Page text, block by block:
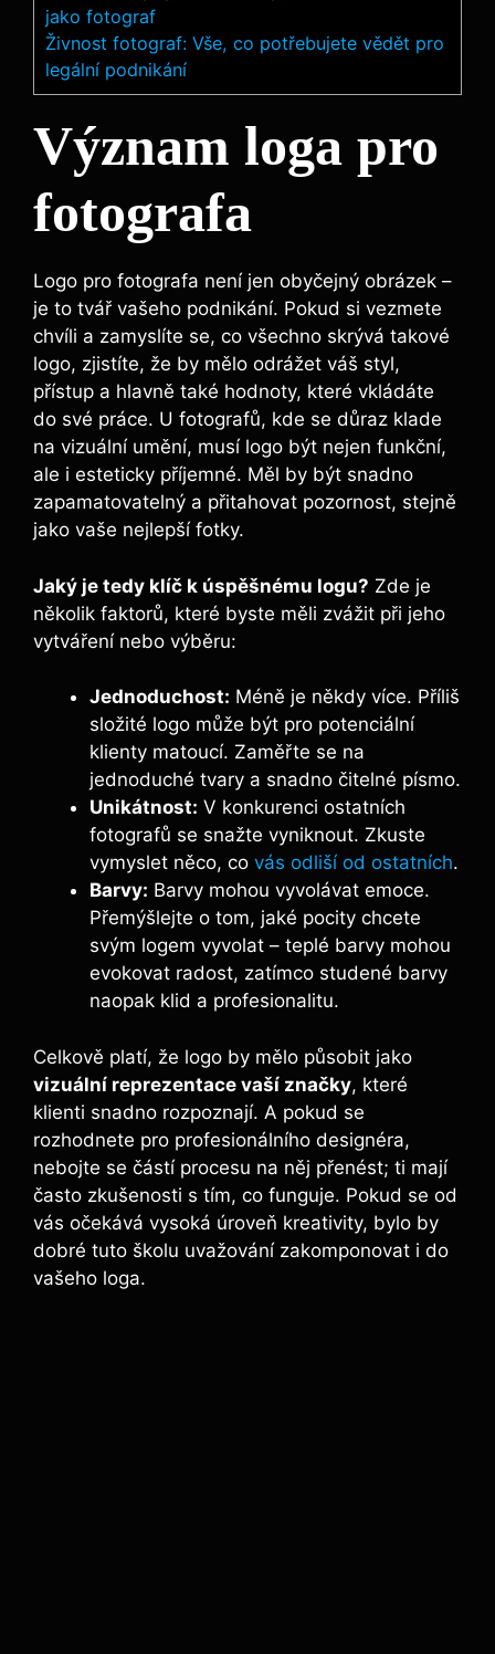
jako fotograf
Živnost fotograf: Vše, co potřebujete vědět pro
legální podnikání
Význam loga pro
fotografa
Logo pro fotografa není jen obyčejný obrázek –
je to tvář vašeho podnikání. Pokud si vezmete
chvíli a zamyslíte se, co všechno skrývá takové
logo, zjistíte, že by mělo odrážet váš styl,
přístup a hlavně také hodnoty, které vkládáte
do své práce. U fotografů, kde se důraz klade
na vizuální umění, musí logo být nejen funkční,
ale i esteticky příjemné. Měl by být snadno
zapamatovatelný a přitahovat pozornost, stejně
jako vaše nejlepší fotky.
Jaký je tedy klíč k úspěšnému logu? Zde je
několik faktorů, které byste měli zvážit při jeho
vytváření nebo výběru:
Jednoduchost: Méně je někdy více. Příliš
složité logo může být pro potenciální
klienty matoucí. Zaměřte se na
jednoduché tvary a snadno čitelné písmo.
Unikátnost: V konkurenci ostatních
fotografů se snažte vyniknout. Zkuste
vymyslet něco, co vás odliší od ostatních.
Barvy: Barvy mohou vyvolávat emoce.
Přemýšlejte o tom, jaké pocity chcete
svým logem vyvolat – teplé barvy mohou
evokovat radost, zatímco studené barvy
naopak klid a profesionalitu.
Celkově platí, že logo by mělo působit jako
vizuální reprezentace vaší značky, které
klienti snadno rozpoznají. A pokud se
rozhodnete pro profesionálního designéra,
nebojte se částí procesu na něj přenést; ti mají
často zkušenosti s tím, co funguje. Pokud se od
vás očekává vysoká úroveň kreativity, bylo by
dobré tuto školu uvažování zakomponovat i do
vašeho loga.